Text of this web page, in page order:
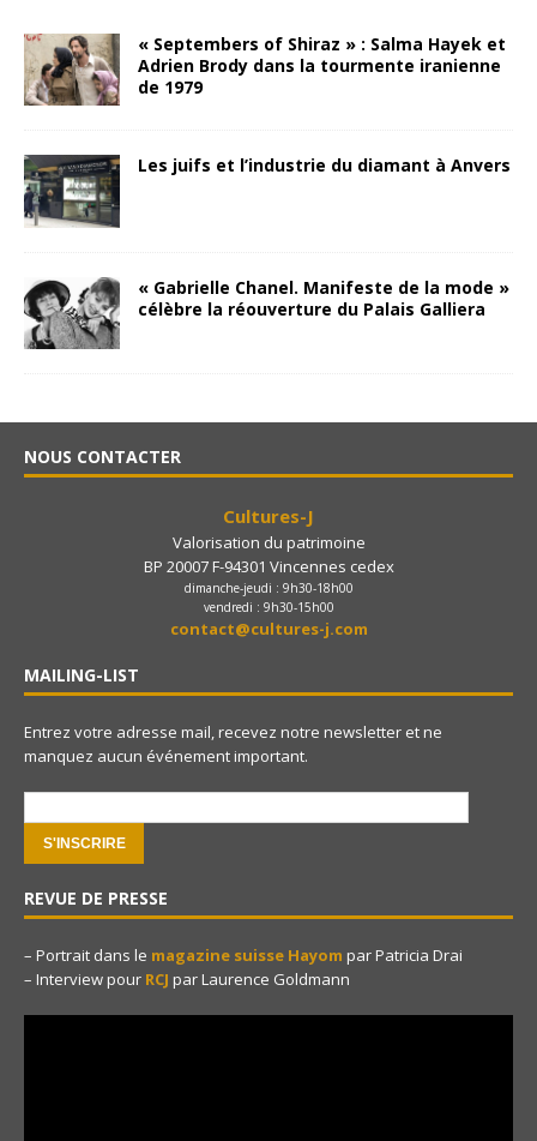
« Septembers of Shiraz » : Salma Hayek et
Adrien Brody dans la tourmente iranienne
de 1979
Les juifs et l’industrie du diamant à Anvers
« Gabrielle Chanel. Manifeste de la mode »
célèbre la réouverture du Palais Galliera
NOUS CONTACTER
Cultures-J
Valorisation du patrimoine
BP 20007 F-94301 Vincennes cedex
dimanche-jeudi : 9h30-18h00
vendredi : 9h30-15h00
contact@cultures-j.com
MAILING-LIST
Entrez votre adresse mail, recevez notre newsletter et ne
manquez aucun événement important.
REVUE DE PRESSE
– Portrait dans le magazine suisse Hayom par Patricia Drai
– Interview pour RCJ par Laurence Goldmann